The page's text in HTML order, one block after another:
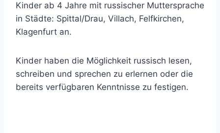
Kinder ab 4 Jahre mit russischer Muttersprache
in Städte: Spittal/Drau, Villach, Felfkirchen,
Klagenfurt an.
Kinder haben die Möglichkeit russisch lesen,
schreiben und sprechen zu erlernen oder die
bereits verfügbaren Kenntnisse zu festigen.